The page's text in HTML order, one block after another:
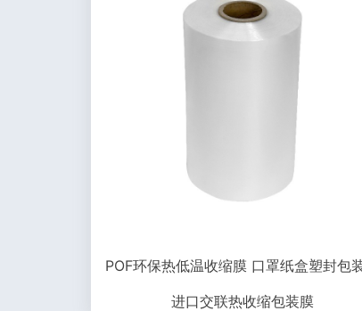
POF环保热低温收缩膜 口罩纸盒塑封包
进口交联热收缩包装膜